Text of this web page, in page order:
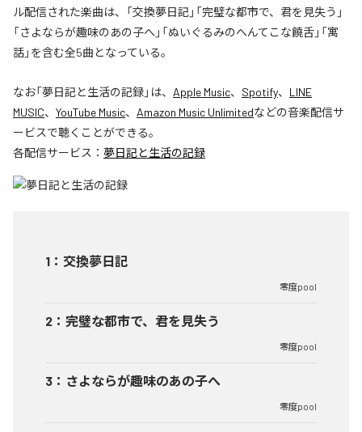
ル配信された楽曲は、「交換夢日記」「完璧な都市で、君を見失う」
「さよならが趣味のあの子へ」「ぬいぐるみのへんてこな饒舌」「寓
話」を含む全5曲となっている。
なお「夢日記と生活の記録」は、 Apple Music、 Spotify、 LINE
MUSIC、 YouTube Music、 Amazon Music Unlimitedなどの音楽配信サ
ービスで聴くことができる。
各配信サービス： 夢日記と生活の記録
1 ： 交換夢日記
零度pool
2 ： 完璧な都市で、君を見失う
零度pool
3 ： さよならが趣味のあの子へ
零度pool